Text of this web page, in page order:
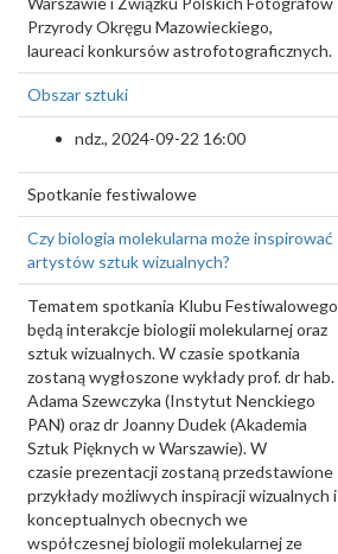
Przyrody Okręgu Mazowieckiego,
laureaci konkursów astrofotograficznych.
Obszar sztuki
ndz., 2024-09-22 16:00
Spotkanie festiwalowe
Czy biologia molekularna może inspirować
artystów sztuk wizualnych?
Tematem spotkania Klubu Festiwalowego
będą interakcje biologii molekularnej oraz
sztuk wizualnych. W czasie spotkania
zostaną wygłoszone wykłady prof. dr hab.
Adama Szewczyka (Instytut Nenckiego
PAN) oraz dr Joanny Dudek (Akademia
Sztuk Pięknych w Warszawie). W
czasie prezentacji zostaną przedstawione
przykłady możliwych inspiracji wizualnych i
konceptualnych obecnych we
współczesnej biologii molekularnej ze